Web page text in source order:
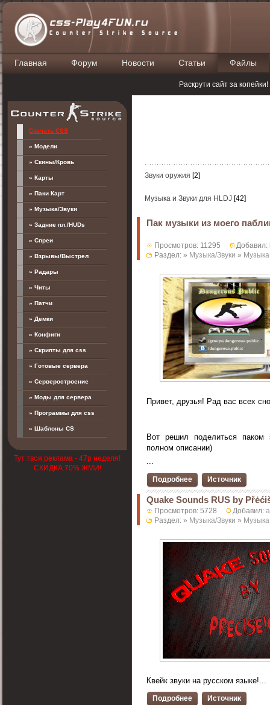
Главная Форум Новости Статьи Файлы
Раскрути сайт за
Звуки оружия [2]
Музыка и Звуки для HLDJ [42]
Пак музыки из моего
Просмотров: 11295 Добавил:
Раздел: » Музыка/Звуки »
Привет, друзья! Рад вас всех
Вот решил поделиться
полном описании)
...
Подробнее Источник
Quake Sounds RUS by
Просмотров: 5728 Добавил:
Раздел: » Музыка/Звуки »
Квейк звуки на русском языке!...
Подробнее Источник
Скачать CSS
» Модели
» Скины/Кровь
» Карты
» Паки Карт
» Музыка/Звуки
» Задние пл./HUDs
» Спреи
» Взрывы/Выстрел
» Радары
» Читы
» Патчи
» Демки
» Конфиги
» Скрипты для css
» Готовые сервера
» Серверостроение
» Моды для сервера
» Программы для css
» Шаблоны CS
Тут твоя реклама - 47р неделя!
СКИДКА 70% ЖМИ!